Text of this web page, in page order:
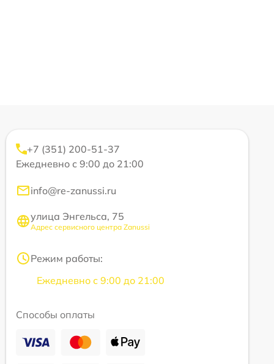
+7 (351) 200-51-37
Ежедневно с 9:00 до 21:00
info@re-zanussi.ru
улица Энгельса, 75
Адрес сервисного центра Zanussi
Режим работы:
Ежедневно с 9:00 до 21:00
Способы оплаты